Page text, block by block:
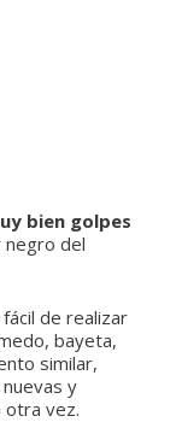
bien golpes
negro del
de realizar
bayeta,
similar,
y
otra vez.